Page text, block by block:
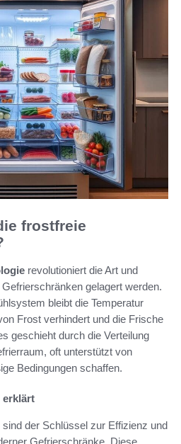
frostfreie
revolutioniert die Art und
gelagert werden.
bleibt die Temperatur
Frost verhindert und die Frische
geschieht durch die Verteilung
oft unterstützt von
Bedingungen schaffen.
erklärt
sind der Schlüssel zur Effizienz und
Gefrierschränke. Diese